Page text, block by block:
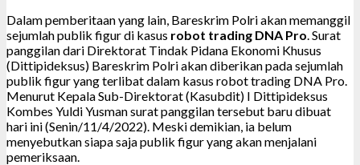
Dalam pemberitaan yang lain, Bareskrim Polri akan memanggil
sejumlah publik figur di kasus robot trading DNA Pro . Surat
panggilan dari Direktorat Tindak Pidana Ekonomi Khusus
(Dittipideksus) Bareskrim Polri akan diberikan pada sejumlah
publik figur yang terlibat dalam kasus robot trading DNA Pro.
Menurut Kepala Sub-Direktorat (Kasubdit) I Dittipideksus
Kombes Yuldi Yusman surat panggilan tersebut baru dibuat
hari ini (Senin/11/4/2022). Meski demikian, ia belum
menyebutkan siapa saja publik figur yang akan menjalani
pemeriksaan.